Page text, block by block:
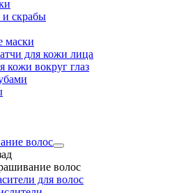
скрабы
маски
для кожи лица
кожи вокруг глаз
волос
волос
для волос